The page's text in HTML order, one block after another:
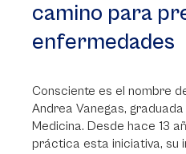
camino para
enfermedades
Consciente es el nombre
Andrea Vanegas,
Medicina. Desde hace 13
práctica esta iniciativa, su